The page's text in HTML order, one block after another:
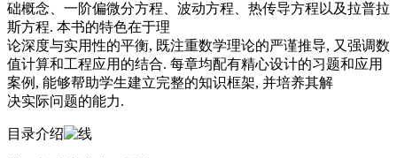
础概念、一阶偏微分方程、波动方程、热传导方程以及拉普拉
斯方程. 本书的特色在于理
论深度与实用性的平衡, 既注重数学理论的严谨推导, 又强调数
值计算和工程应用的结合. 每章均配有精心设计的习题和应用
案例, 能够帮助学生建立完整的知识框架, 并培养其解
决实际问题的能力.
目录介绍